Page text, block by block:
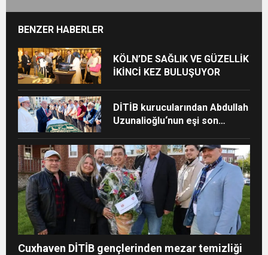
BENZER HABERLER
KÖLN’DE SAĞLIK VE GÜZELLİK
İKİNCİ KEZ BULUŞUYOR
DİTİB kurucularından Abdullah
Uzunalioğlu‘nun eşi son
Cuxhaven DİTİB gençlerinden mezar temizliği